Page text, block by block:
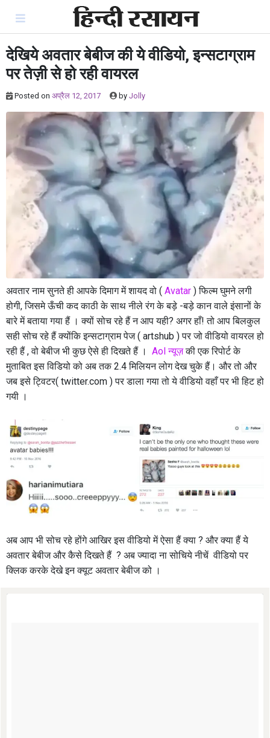
content
देखिये अवतार बेबीज की ये वीडियो, इन्सटाग्राम
पर तेज़ी से हो रही वायरल
Posted on अप्रैल 12, 2017 by Jolly
अवतार नाम सुनते ही आपके दिमाग में शायद वो ( Avatar ) फिल्म घुमने लगी
होगी, जिसमे ऊँची कद काठी के साथ नीले रंग के बड़े -बड़े कान वाले इंसानों के
बारे में बताया गया हैं । क्यों सोच रहे हैं न आप यही? अगर हाँ! तो आप बिलकुल
सही सोच रहे हैं क्योंकि इन्सटाग्राम पेज ( artshub ) पर जो वीडियो वायरल हो
रही हैं , वो बेबीज भी कुछ ऐसे ही दिखते हैं । Aol न्यूज़की एक रिपोर्ट के
मुताबित इस विडियो को अब तक 2.4 मिलियन लोग देख चुके हैं। और तो और
जब इसे ट्विटर( twitter.com ) पर डाला गया तो ये वीडियो वहाँ पर भी हिट हो
गयी ।
अब आप भी सोच रहे होंगे आखिर इस वीडियो में ऐसा हैं क्या ? और क्या हैं ये
अवतार बेबीज और कैसे दिखते हैं ? अब ज्यादा ना सोचिये नीचें वीडियो पर
क्लिक करके देखे इन क्यूट अवतार बेबीज को ।